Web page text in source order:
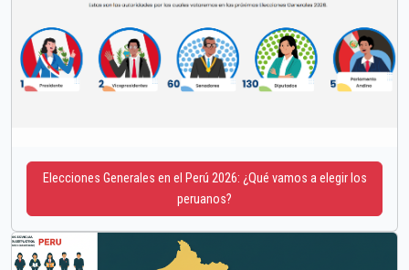
Elecciones Generales en el Perú 2026: ¿Qué vamos a elegir los
peruanos?